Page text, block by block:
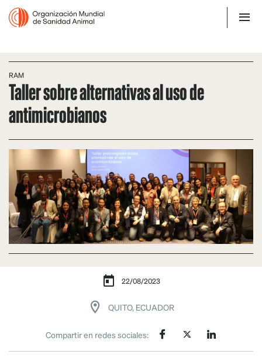
RAM
Taller sobre alternativas al uso de
antimicrobianos
22/08/2023
QUITO, ECUADOR
Compartir en redes sociales: